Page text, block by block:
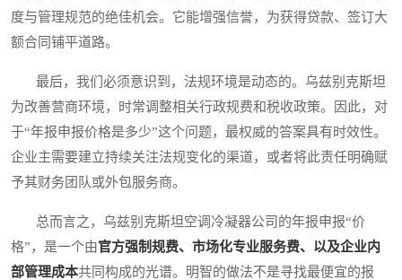
度与管理规范的绝佳机会。它能增强信誉，为获得贷款、签订大
额合同铺平道路。
最后，我们必须意识到，法规环境是动态的。乌兹别克斯坦
为改善营商环境，时常调整相关行政规费和税收政策。因此，对
于“年报申报价格是多少”这个问题，最权威的答案具有时效性。
企业主需要建立持续关注法规变化的渠道，或者将此责任明确赋
予其财务团队或外包服务商。
总而言之，乌兹别克斯坦空调冷凝器公司的年报申报“价
格”，是一个由官方强制规费、市场化专业服务费、以及企业内
部管理成本共同构成的光谱。明智的做法不是寻找最便宜的报